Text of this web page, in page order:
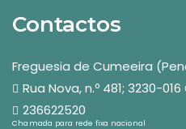
Contactos
Freguesia de Cumeeira
Rua Nova, n.º 481; 3230-
236622520
Chamada para rede fixa nacional